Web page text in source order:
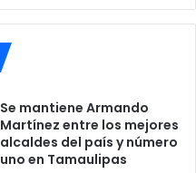
Se mantiene Armando
Martínez entre los mejores
alcaldes del país y número
uno en Tamaulipas